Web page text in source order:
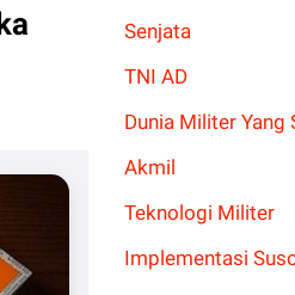
Senjata
TNI AD
Dunia Militer Yang
Akmil
Teknologi Militer
Implementasi